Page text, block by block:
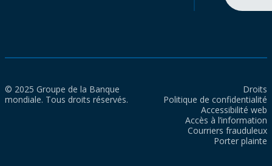
© 2025 Groupe de la Banque
mondiale. Tous droits réservés.
Droits
Politique de confidentialité
Accessibilité web
Accès à l’information
Courriers frauduleux
Porter plainte